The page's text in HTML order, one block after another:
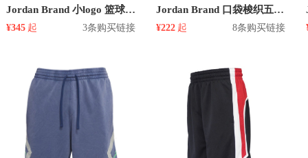
Jordan Brand 小logo 篮球运动短裤 CW7080
¥345 起 3条购买链接
Jordan Brand 口袋梭织五分透气运动短裤 DA7240
¥222 起 8条购买链接